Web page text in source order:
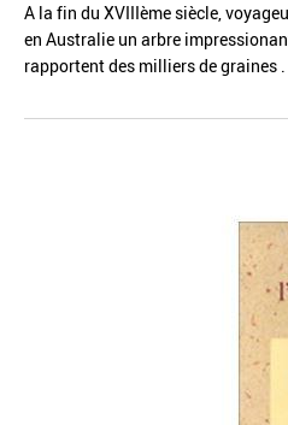
A la fin du XVIIIème siècle,
en Australie un arbre
rapportent des milliers de graines .